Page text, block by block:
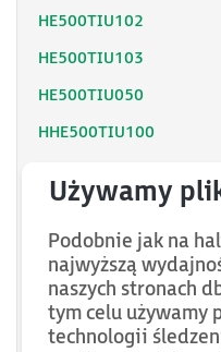
HE500TIU102
HE500TIU103
HE500TIU050
HHE500TIU100
HE500TIU100
HE500TIU050-02
HE500TIU100-02
HE500TIU110
Podobnie jak na
najwyższą
naszych stronach
tym celu używamy
technologii